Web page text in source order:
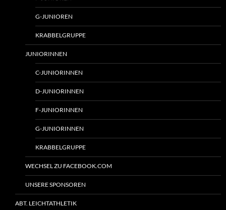
G-JUNIOREN
KRABBELGRUPPE
JUNIORINNEN
C-JUNIORINNEN
D-JUNIORINNEN
F-JUNIORINNEN
G-JUNIORINNEN
KRABBELGRUPPE
WECHSEL ZU FACEBOOK.COM
UNSERE SPONSOREN
ABT. LEICHTATHLETIK